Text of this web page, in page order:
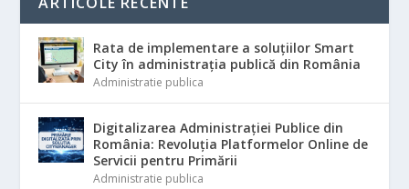
Rata de implementare a soluțiilor Smart
City în administrația publică din România
Administratie publica
Digitalizarea Administrației Publice din
România: Revoluția Platformelor Online de
Servicii pentru Primării
Administratie publica